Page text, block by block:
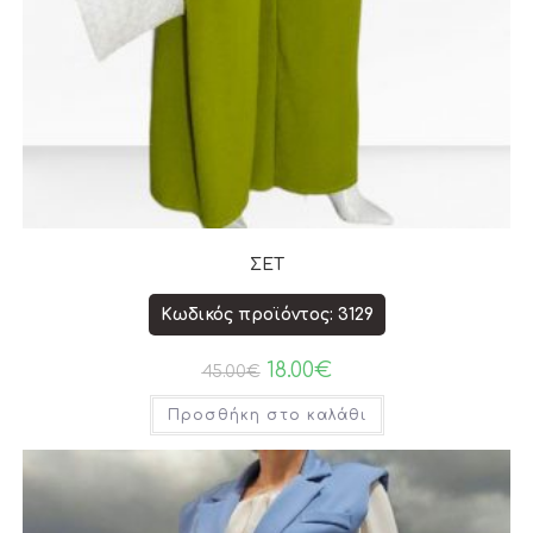
ΣΕΤ
Κωδικός προϊόντος: 3129
45.00€ 18.00€
Προσθήκη στο καλάθι